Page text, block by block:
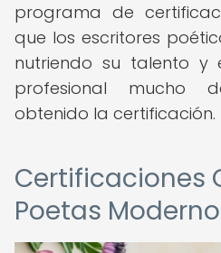
programa de
que los escritores
nutriendo su talento y
profesional mucho
obtenido la certificación.
Certificaciones
Poetas